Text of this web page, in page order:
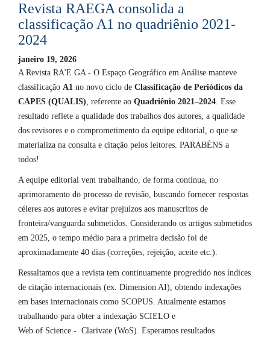
Revista RAEGA consolida a
classificação A1 no quadriênio 2021-
2024
janeiro 19, 2026
A Revista RA'E GA - O Espaço Geográfico em Análise manteve
classificação A1 no novo ciclo de Classificação de Periódicos da
CAPES (QUALIS), referente ao Quadriênio 2021–2024. Esse
resultado reflete a qualidade dos trabalhos dos autores, a qualidade
dos revisores e o comprometimento da equipe editorial, o que se
materializa na consulta e citação pelos leitores. PARABÉNS a
todos!
A equipe editorial vem trabalhando, de forma contínua, no
aprimoramento do processo de revisão, buscando fornecer respostas
céleres aos autores e evitar prejuízos aos manuscritos de
fronteira/vanguarda submetidos. Considerando os artigos submetidos
em 2025, o tempo médio para a primeira decisão foi de
aproximadamente 40 dias (correções, rejeição, aceite etc.).
Ressaltamos que a revista tem continuamente progredido nos índices
de citação internacionais (ex. Dimension AI), obtendo indexações
em bases internacionais como SCOPUS. Atualmente estamos
trabalhando para obter a indexação SCIELO e
Web of Science - Clarivate (WoS). Esperamos resultados